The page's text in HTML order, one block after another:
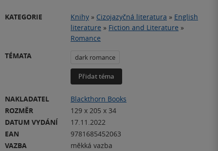
KATEGORIE Knihy » Cizojazyčná literatura » English
literature » Fiction and Literature »
Romance
TÉMATA
dark romance
Přidat téma
NAKLADATEL
Blackthorn Books
ROZMĚR
129 x 205 x 34
DATUM VYDÁNÍ
17.11.2022
EAN
9781685452063
VAZBA
měkká vazba